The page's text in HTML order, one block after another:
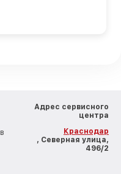
Адрес сервисного
центра
Краснодар
, Северная улица,
496/2